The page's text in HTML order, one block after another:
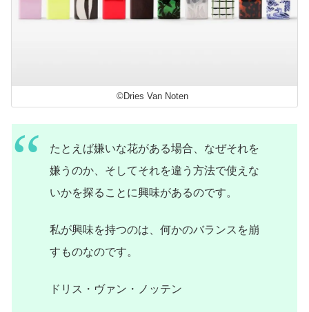
©Dries Van Noten
たとえば嫌いな花がある場合、なぜそれを
嫌うのか、そしてそれを違う方法で使えな
いかを探ることに興味があるのです。
私が興味を持つのは、何かのバランスを崩
すものなのです。
ドリス・ヴァン・ノッテン